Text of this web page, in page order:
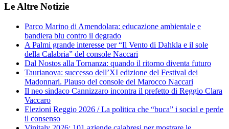
Le Altre Notizie
Parco Marino di Amendolara: educazione ambientale e
bandiera blu contro il degrado
A Palmi grande interesse per “Il Vento di Dahkla e il sole
della Calabria” del console Naccari
Dal Nostos alla Tornanza: quando il ritorno diventa futuro
Taurianova: successo dell’XI edizione del Festival dei
Madonnari. Plauso del console del Marocco Naccari
Il neo sindaco Cannizzaro incontra il prefetto di Reggio Clara
Vaccaro
Elezioni Reggio 2026 / La politica che “buca” i social e perde
il consenso